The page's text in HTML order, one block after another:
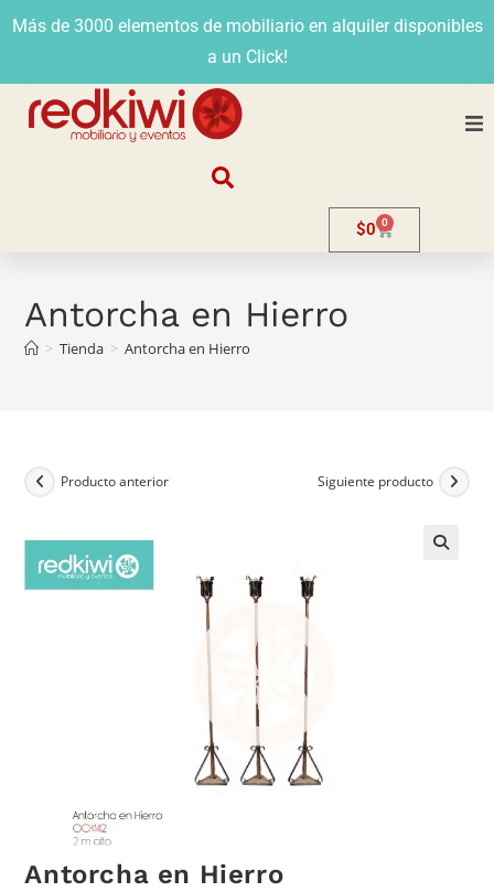
Más de 3000 elementos de mobiliario en alquiler disponibles
a un Click!
Contacto
$0 0
Antorcha en Hierro
> Tienda > Antorcha en Hierro
Producto anterior Siguiente producto
Antorcha en Hierro